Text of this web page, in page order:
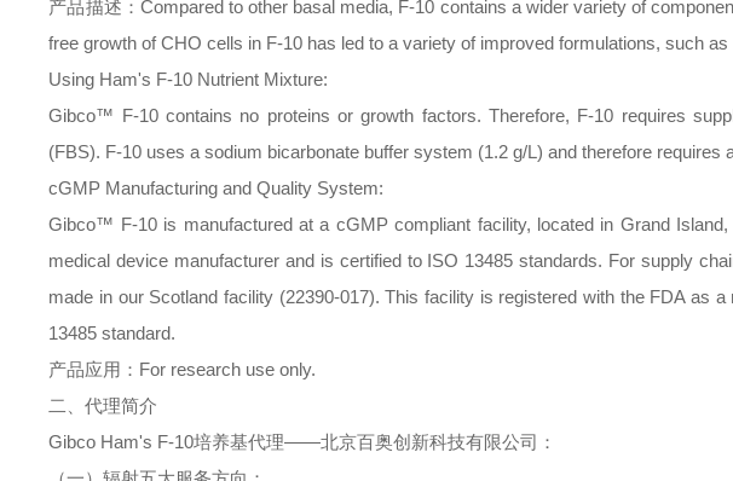
产品描述： Compared to other basal media, F-10 contains a wider variety of
free growth of CHO cells in F-10 has led to a variety of improved formulations, such
Using Ham's F-10 Nutrient Mixture:
Gibco™ F-10 contains no proteins or growth factors. Therefore, F-10 requires
(FBS). F-10 uses a sodium bicarbonate buffer system (1.2 g/L) and therefore
cGMP Manufacturing and Quality System:
Gibco™ F-10 is manufactured at a cGMP compliant facility, located in Grand
medical device manufacturer and is certified to ISO 13485 standards. For supply
made in our Scotland facility (22390-017). This facility is registered with the FDA as
13485 standard.
产品应用： For research use only.
二、代理简介
Gibco Ham's F-10培养基代理——北京百奥创新科技有限公司：